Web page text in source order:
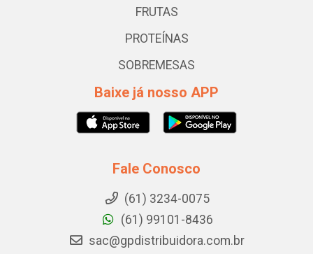
FRUTAS
PROTEÍNAS
SOBREMESAS
Baixe já nosso APP
Fale Conosco
(61) 3234-0075
(61) 99101-8436
sac@gpdistribuidora.com.br